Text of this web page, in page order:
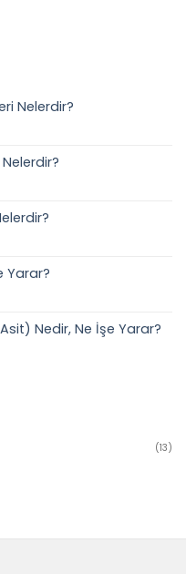
Nelerdir?
Yarar?
Nedir, Ne İşe Yarar?
(13)